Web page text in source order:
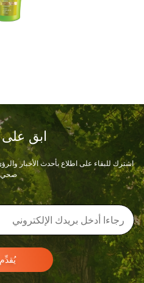
ابق
اشترك للبقاء على اطلاع بأحدث الأخبار
يُقدِّم